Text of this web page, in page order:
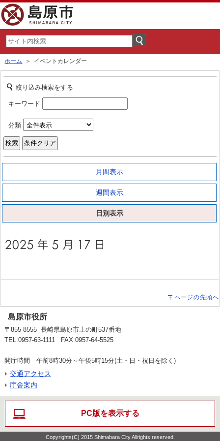
ホーム ＞ イベントカレンダー
絞り込み検索をする
キーワード
分類
月間表示
週間表示
日別表示
ページの先頭へ
島原市役所
〒855-8555 長崎県島原市上の町537番地
TEL:0957-63-1111 FAX:0957-64-5525
開庁時間 午前8時30分～午後5時15分(土・日・祝日を除く)
交通アクセス
庁舎案内
PC版を表示する
Copyrights(C) 2015 Shimabara City Allrights reserved.